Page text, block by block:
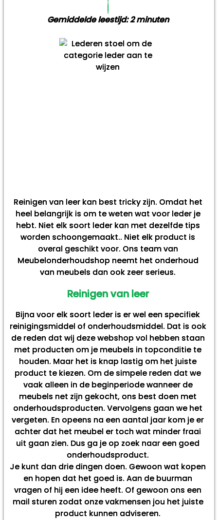
Gemiddelde leestijd:2 minuten
Reinigen van leer kan best tricky zijn. Omdat het
heel belangrijk is om te weten wat voor leder je
hebt. Niet elk soort leder kan met dezelfde tips
worden schoongemaakt.. Niet elk product is
overal geschikt voor. Ons team van
Meubelonderhoudshop neemt het onderhoud
van meubels dan ook zeer serieus.
Reinigen van leer
Bijna voor elk soort leder is er wel een specifiek
reinigingsmiddel of onderhoudsmiddel. Dat is ook
de reden dat wij deze webshop vol hebben staan
met producten om je meubels in topconditie te
houden. Maar het is knap lastig om het juiste
product te kiezen. Om de simpele reden dat we
vaak alleen in de beginperiode wanneer de
meubels net zijn gekocht, ons best doen met
onderhoudsproducten. Vervolgens gaan we het
vergeten. En opeens na een aantal jaar kom je er
achter dat het meubel er toch wat minder fraai
uit gaan zien. Dus ga je op zoek naar een goed
onderhoudsproduct.
Je kunt dan drie dingen doen. Gewoon wat kopen
en hopen dat het goed is. Aan de buurman
vragen of hij een idee heeft. Of gewoon ons een
mail sturen zodat onze vakmensen jou het juiste
product kunnen adviseren.